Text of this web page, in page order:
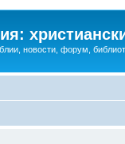
новости, форум,